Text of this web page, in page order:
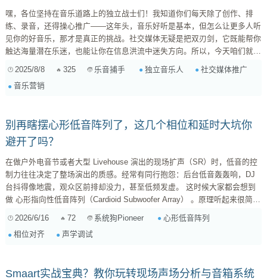
嘿，各位坚持在音乐道路上的独立战士们！我知道你们每天除了创作、排
练、录音，还得操心推广——这年头，音乐好听是基本，但怎么让更多人听
见你的好音乐，那才是真正的挑战。社交媒体无疑是把双刃剑，它既能帮你
触达海量潜在乐迷，也能让你在信息洪流中迷失方向。所以，今天咱们就来
那些点赞、分享、评论背后，你的“影响力”到底转化成了什么？ 1. 摸清你的
“底牌”：你是谁？你的音乐给谁听？ 在盲目注册所有平台前，先问自己几个
2025/8/8 325 乐音捕手 独立音乐人
社交媒体推广
音乐营销
别再瞎摆心形低音阵列了，这几个相位和延时大坑你
避开了吗？
在做户外电音节或者大型 Livehouse 演出的现场扩声（SR）时，低音的控
制力往往决定了整场演出的质感。经常有同行抱怨：后台低音轰轰响，DJ
台抖得像地震，观众区前排却没力，甚至低频发虚。 这时候大家都会想到
做 心形指向性低音阵列（Cardioid Subwoofer Array） 。原理听起来很简
转），让后向的能量抵消，前向的能量叠加。 但在实际搭建和调试中，很
多人只是照搬“一前一后，后面反相，加个延时”的傻瓜公式，结果现场一
2026/6/16 72 系统狗Pioneer
心形低音阵列
相位对齐
声学调试
Smaart实战宝典？教你玩转现场声场分析与音箱系统